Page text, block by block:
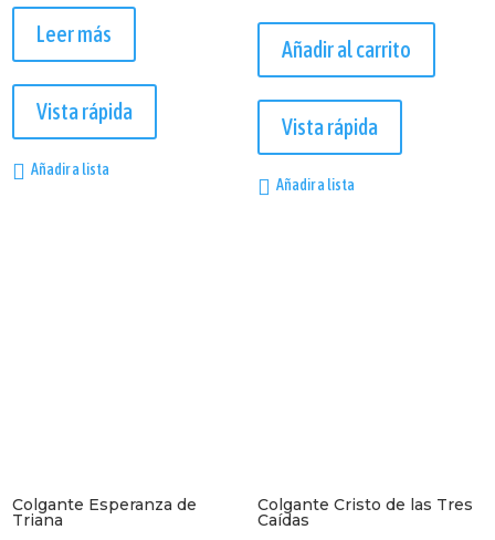
Leer más
Vista rápida
Añadir a lista
Añadir al carrito
Vista rápida
Añadir a lista
Colgante Esperanza de
Triana
Colgante Cristo de las Tres
Caídas